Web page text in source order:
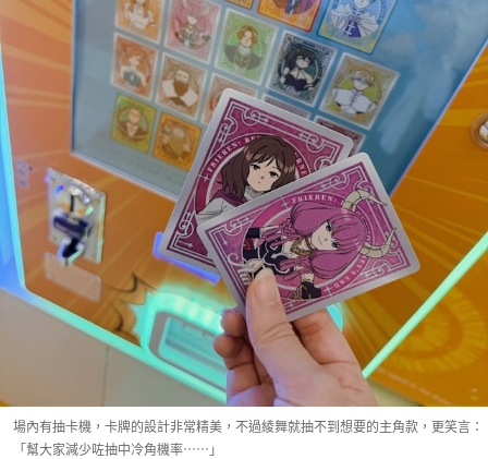
場內有抽卡機，卡牌的設計非常精美，不過綾舞就抽不到想要的主角款，更笑言：
「幫大家減少咗抽中冷角機率⋯⋯」